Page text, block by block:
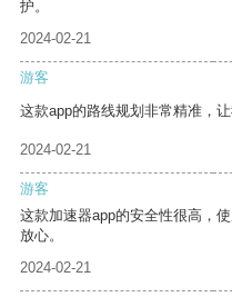
护。
2024-02-21
游客
这款app的路线规划非常精准，
2024-02-21
游客
这款加速器app的安全性很高，
放心。
2024-02-21